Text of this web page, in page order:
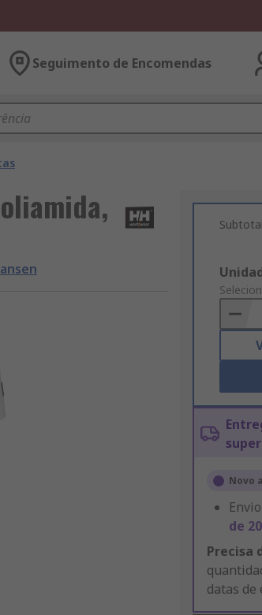
Seguimento de Encomendas
Add
to
Basket
Novo
de
Precisa
datas de